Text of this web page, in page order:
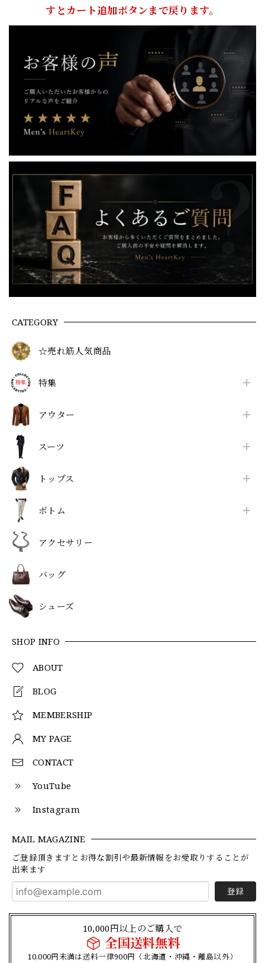
CATEGORY
☆売れ筋人気商品
特集
アウター
スーツ
トップス
ボトム
アクセサリー
バッグ
シューズ
SHOP INFO
ABOUT
BLOG
MEMBERSHIP
MY PAGE
CONTACT
YouTube
Instagram
MAIL MAGAZINE
ご登録頂きますとお得な割引や最新情報をお受取りすることが
出来ます
登録
10,000円以上のご購入で
全国送料無料
10,000円未満は送料一律900円（北海道・沖縄・離島以外）
すとカート追加ボタンまで戻ります。